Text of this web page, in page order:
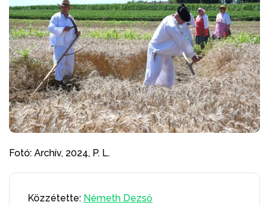
Fotó: Archív, 2024, P. L.
Közzétette: Németh Dezső